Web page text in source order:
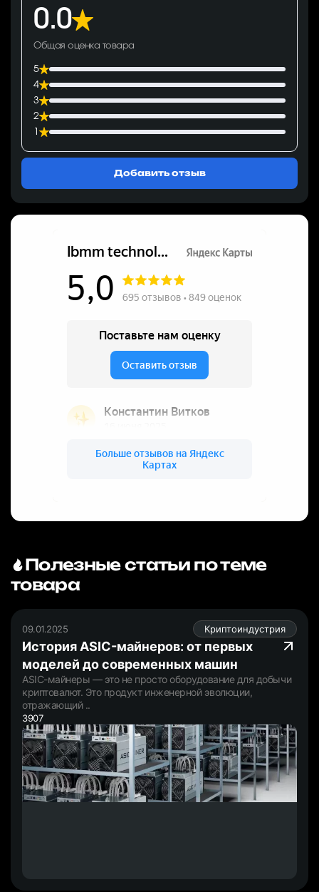
0.0
Общая оценка товара
5
4
3
2
Добавить отзыв
Полезные статьи по теме
товара
09.01.2025 Криптоиндустрия
История ASIC-майнеров: от первых
моделей до современных машин
ASIC-майнеры — это не просто оборудование для добычи
криптовалют. Это продукт инженерной эволюции,
отражающий ..
3907